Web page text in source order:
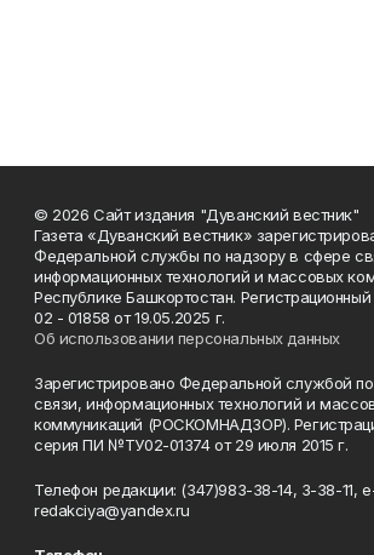
© 2026 Сайт издания "Дуванский вестник"
Газета «Дуванский вестник»
Федеральной службы по надзору в сфере
информационных технологий и массовых
Республике Башкортостан.
02 - 01858 от 19.05.2025 г.
Об использовании персональных данных
Зарегистрировано Федеральной службой
связи, информационных технологий и
коммуникаций (РОСКОМНАДЗОР).
серия ПИ №ТУ02-01374 от 29 июля 2015 г.
Телефон редакции: (347)983-38-14, 3-38-11,
redakciya@yandex.ru